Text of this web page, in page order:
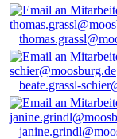
beate.grassl-